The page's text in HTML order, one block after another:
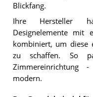
Blickfang.
Ihre Hersteller
Designelemente mit
kombiniert, um diese
zu schaffen. So
Zimmereinrichtung
modern.